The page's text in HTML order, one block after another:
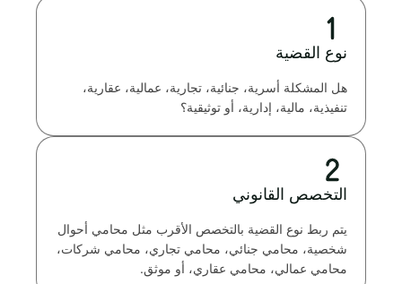
نوع القضية
هل المشكلة أسرية، جنائية، تجارية، عمالية، عقارية،
تنفيذية، مالية، إدارية، أو توثيقية؟
التخصص القانوني
يتم ربط نوع القضية بالتخصص الأقرب مثل محامي أحوال
شخصية، محامي جنائي، محامي تجاري، محامي شركات،
محامي عمالي، محامي عقاري، أو موثق.